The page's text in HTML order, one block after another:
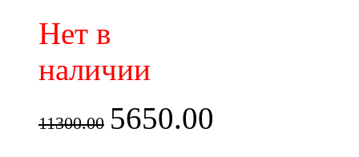
Нет в
наличии
11300.00 5650.00